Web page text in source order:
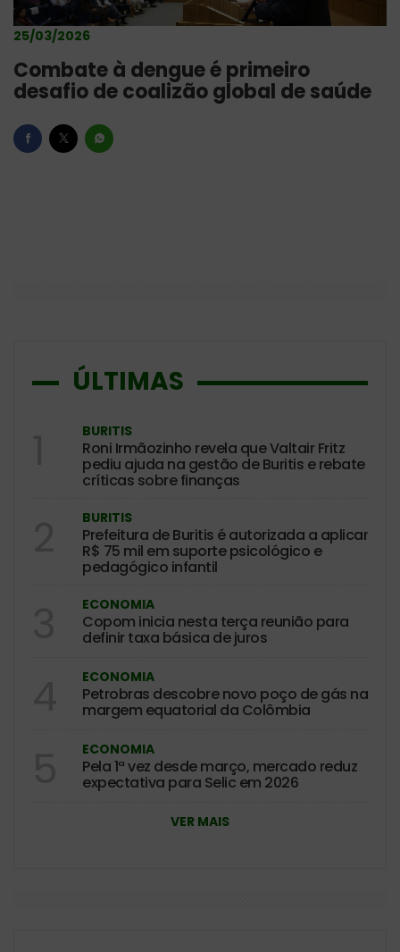
25/03/2026
Combate à dengue é primeiro
desafio de coalizão global de saúde
ÚLTIMAS
BURITIS
Roni Irmãozinho revela que Valtair Fritz
pediu ajuda na gestão de Buritis e rebate
críticas sobre finanças
BURITIS
Prefeitura de Buritis é autorizada a aplicar
R$ 75 mil em suporte psicológico e
pedagógico infantil
ECONOMIA
Copom inicia nesta terça reunião para
definir taxa básica de juros
ECONOMIA
Petrobras descobre novo poço de gás na
margem equatorial da Colômbia
ECONOMIA
Pela 1ª vez desde março, mercado reduz
expectativa para Selic em 2026
VER MAIS